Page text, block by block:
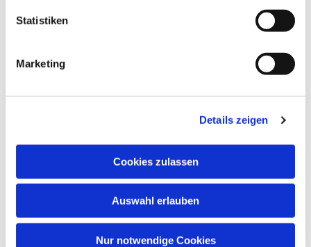
Statistiken
Marketing
Details zeigen
Cookies zulassen
Auswahl erlauben
Nur notwendige Cookies